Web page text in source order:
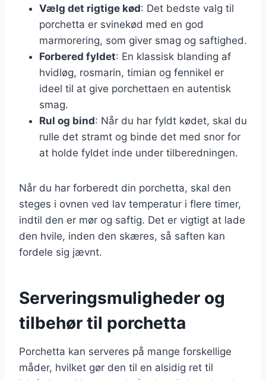
Vælg det rigtige kød: Det bedste valg til
porchetta er svinekød med en god
marmorering, som giver smag og saftighed.
Forbered fyldet: En klassisk blanding af
hvidløg, rosmarin, timian og fennikel er
ideel til at give porchettaen en autentisk
smag.
Rul og bind: Når du har fyldt kødet, skal du
rulle det stramt og binde det med snor for
at holde fyldet inde under tilberedningen.
Når du har forberedt din porchetta, skal den
steges i ovnen ved lav temperatur i flere timer,
indtil den er mør og saftig. Det er vigtigt at lade
den hvile, inden den skæres, så saften kan
fordele sig jævnt.
Serveringsmuligheder og
tilbehør til porchetta
Porchetta kan serveres på mange forskellige
måder, hvilket gør den til en alsidig ret til